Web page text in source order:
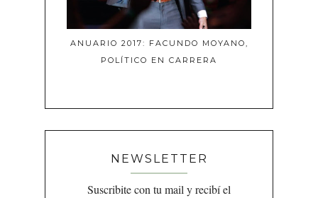
ANUARIO 2017: FACUNDO MOYANO,
POLÍTICO EN CARRERA
NEWSLETTER
Suscribite con tu mail y recibí el